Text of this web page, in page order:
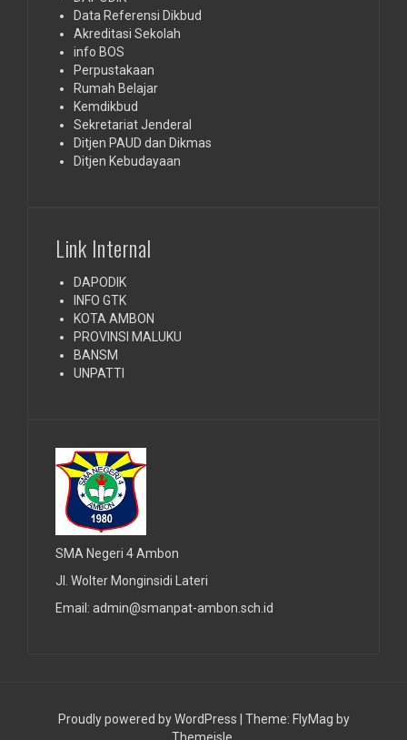
Data Referensi Dikbud
Akreditasi Sekolah
info BOS
Perpustakaan
Rumah Belajar
Kemdikbud
Sekretariat Jenderal
Ditjen PAUD dan Dikmas
Ditjen Kebudayaan
Link Internal
DAPODIK
INFO GTK
KOTA AMBON
PROVINSI MALUKU
BANSM
UNPATTI
SMA Negeri 4 Ambon
Jl. Wolter Monginsidi Lateri
Email: admin@smanpat-ambon.sch.id
Proudly powered by WordPress Theme: FlyMag by